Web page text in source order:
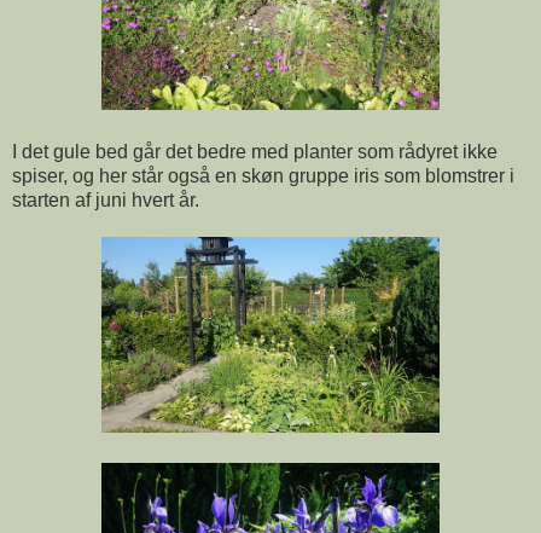
I det gule bed går det bedre med planter som rådyret ikke
spiser, og her står også en skøn gruppe iris som blomstrer i
starten af juni hvert år.